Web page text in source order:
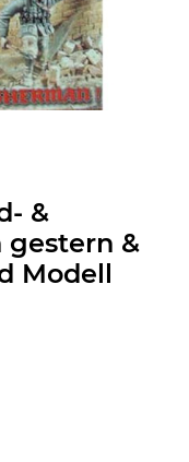
&
gestern &
Modell